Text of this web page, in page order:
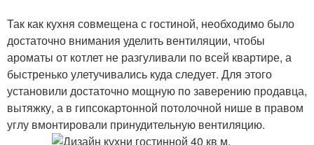
Так как кухня совмещена с гостиной, необходимо было
достаточно внимания уделить вентиляции, чтобы
ароматы от котлет не разгуливали по всей квартире, а
быстренько улетучивались куда следует. Для этого
установили достаточно мощную по заверению продавца,
вытяжку, а в гипсокартонной потолочной нише в правом
углу вмонтировали принудительную вентиляцию.